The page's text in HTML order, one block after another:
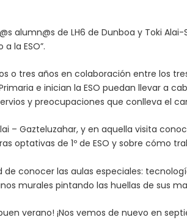
alumn@s de LH6 de Dunboa y Toki
la ESO”.
o tres años en colaboración entre los
e inician la ESO puedan llevar a
y preocupaciones que conlleva el
– Gazteluzahar, y en aquella visita
optativas de 1º de ESO y sobre cómo
conocer las aulas especiales:
murales pintando las huellas de sus
verano! ¡Nos vemos de nuevo en